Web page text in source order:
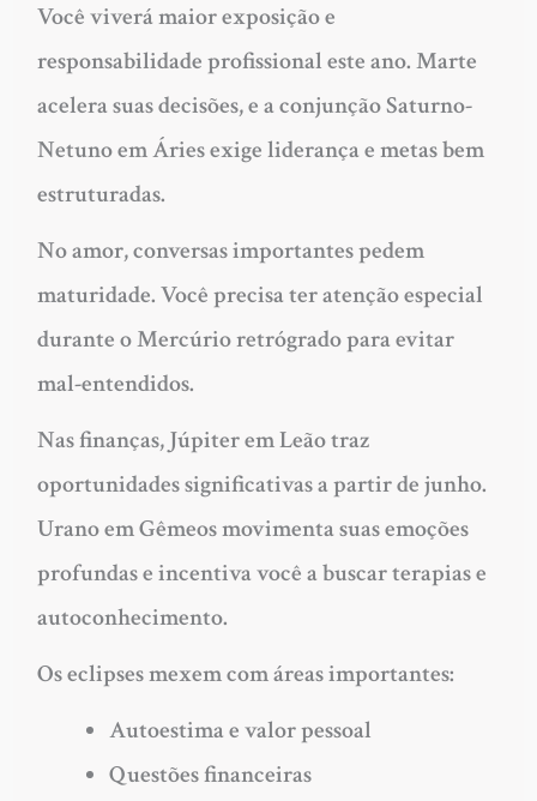
Você viverá maior exposição e
responsabilidade profissional este ano. Marte
acelera suas decisões, e a conjunção Saturno-
Netuno em Áries exige liderança e metas bem
estruturadas.
No amor, conversas importantes pedem
maturidade. Você precisa ter atenção especial
durante o Mercúrio retrógrado para evitar
mal-entendidos.
Nas finanças,Júpiter em Leãotraz
oportunidades significativas a partir de junho.
Urano em Gêmeos movimenta suas emoções
profundas e incentiva você a buscar terapias e
autoconhecimento.
Os eclipses mexem com áreas importantes:
Autoestima e valor pessoal
Questões financeiras